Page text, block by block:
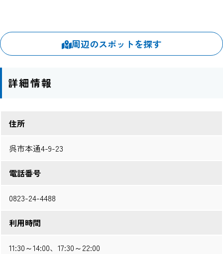
周辺のスポットを探す
詳細情報
住所
呉市本通4-9-23
電話番号
0823-24-4488
利用時間
11:30～14:00、17:30～22:00